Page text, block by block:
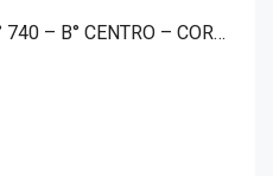
COCHERA – AV. COLON N° 740 – B° CENTRO – CORDOBA